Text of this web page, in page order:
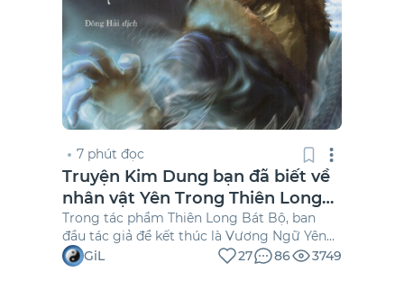
7 phút đọc
Truyện Kim Dung bạn đã biết về
nhân vật Yên Trong Thiên Long
Bát Bộ
Trong tác phẩm Thiên Long Bát Bộ, ban
đầu tác giả để kết thúc là Vương Ngữ Yên
(Yên) sau phi bị Mộ Dung Phục (Phục) bỏ
rơi, đã quyết định đi theo Đoàn Dự (Dự), cái
GiL 27 86 3749